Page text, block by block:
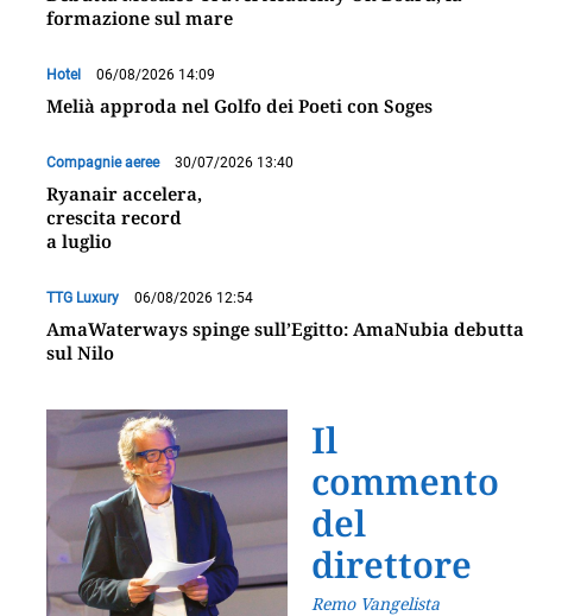
formazione sul mare
Hotel 06/08/2026 14:09
Melià approda nel Golfo dei Poeti con Soges
Compagnie aeree 30/07/2026 13:40
Ryanair accelera,
crescita record
a luglio
TTG Luxury 06/08/2026 12:54
AmaWaterways spinge sull’Egitto: AmaNubia debutta
sul Nilo
Il
commento
del
direttore
Remo Vangelista